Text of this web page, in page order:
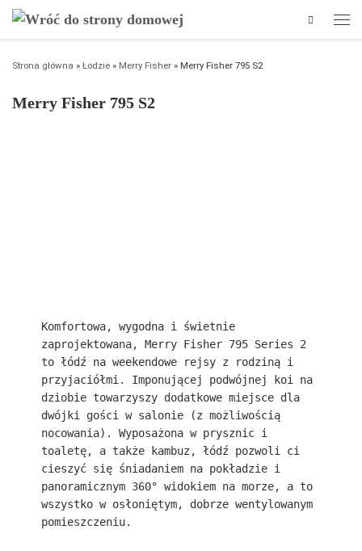
Przejdź do treści
Search
Strona główna » Łodzie » Merry Fisher » Merry Fisher 795 S2
Merry Fisher 795 S2
Komfortowa, wygodna i świetnie
zaprojektowana, Merry Fisher 795 Series 2
to łódź na weekendowe rejsy z rodziną i
przyjaciółmi. Imponującej podwójnej koi na
dziobie towarzyszy dodatkowe miejsce dla
dwójki gości w salonie (z możliwością
nocowania). Wyposażona w prysznic i
toaletę, a także kambuz, łódź pozwoli ci
cieszyć się śniadaniem na pokładzie i
panoramicznym 360° widokiem na morze, a to
wszystko w osłoniętym, dobrze wentylowanym
pomieszczeniu.